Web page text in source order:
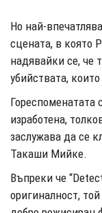
Но най-
сцената, в която
надявайки се, че
убийствата,
Гореспоменатата
изработена,
заслужава да се
Такаши Мийке.
Въпреки че
оригиналност,